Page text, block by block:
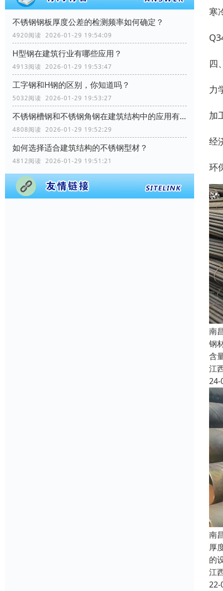
不锈钢钢板厚度公差的检测频率如何确定？
4920阅读 2026-01-29 19:54:09
H型钢在建筑行业有哪些应用？
4913阅读 2026-01-29 19:53:47
工字钢和H钢的区别，你知道吗？
5032阅读 2026-01-29 19:53:27
不锈钢槽钢和不锈钢角钢在建筑结构中的应用有何区别？
4808阅读 2026-01-29 19:52:29
如何选择适合建筑结构的不锈钢型材？
4812阅读 2026-01-29 19:51:21
寒
四
力
加
经
环
南
钢
含
江
24-
南
厚
的
江
22-